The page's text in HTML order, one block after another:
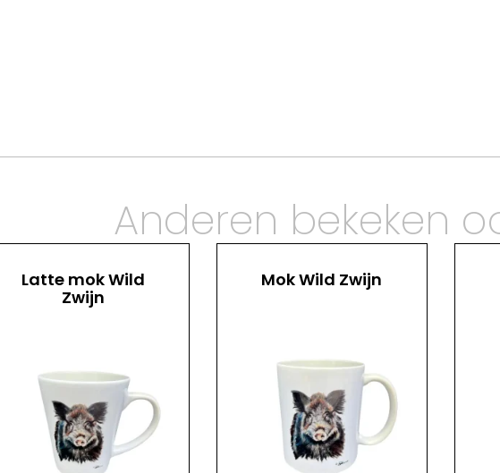
Anderen bekeken
Latte mok Wild
Zwijn
Mok Wild Zwijn